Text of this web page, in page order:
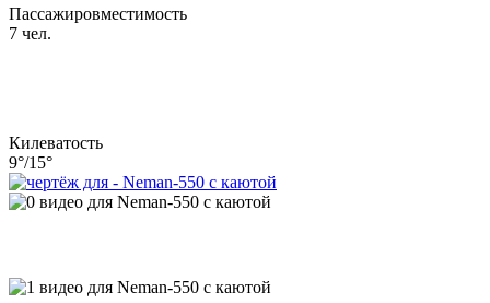
Пассажировместимость
7 чел.
Килеватость
9°/15°